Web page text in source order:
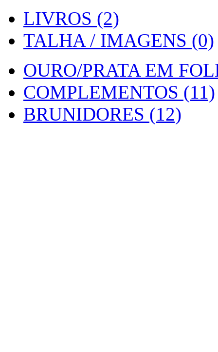
LIVROS (2)
TALHA / IMAGENS (0)
OURO/PRATA EM
COMPLEMENTOS (11)
BRUNIDORES (12)